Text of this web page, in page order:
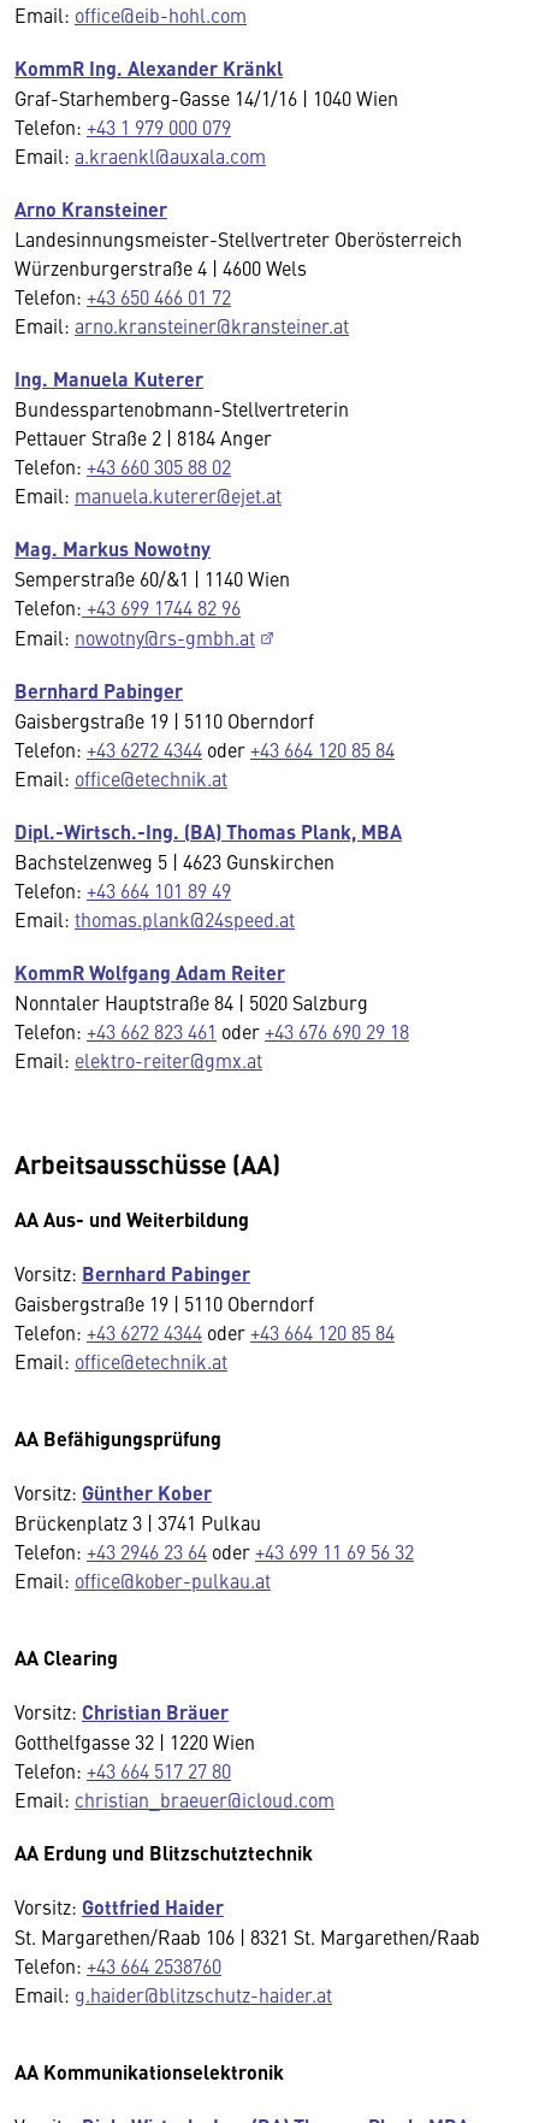
Email: office@eib-hohl.com
KommR Ing. Alexander Kränkl
Graf-Starhemberg-Gasse 14/1/16 | 1040 Wien
Telefon: +43 1 979 000 079
Email: a.kraenkl@auxala.com
Arno Kransteiner
Landesinnungsmeister-Stellvertreter Oberösterreich
Würzenburgerstraße 4 | 4600 Wels
Telefon: +43 650 466 01 72
Email: arno.kransteiner@kransteiner.at
Ing. Manuela Kuterer
Bundesspartenobmann-Stellvertreterin
Pettauer Straße 2 | 8184 Anger
Telefon: +43 660 305 88 02
Email: manuela.kuterer@ejet.at
Mag. Markus Nowotny
Semperstraße 60/&1 | 1140 Wien
Telefon: +43 699 1744 82 96
Email: nowotny@rs-gmbh.at
Bernhard Pabinger
Gaisbergstraße 19 | 5110 Oberndorf
Telefon: +43 6272 4344 oder+43 664 120 85 84
Email: office@etechnik.at
Dipl.-Wirtsch.-Ing. (BA) Thomas Plank, MBA
Bachstelzenweg 5 | 4623 Gunskirchen
Telefon: +43 664 101 89 49
Email: thomas.plank@24speed.at
KommR Wolfgang Adam Reiter
Nonntaler Hauptstraße 84 | 5020 Salzburg
Telefon: +43 662 823 461 oder+43 676 690 29 18
Email: elektro-reiter@gmx.at
Arbeitsausschüsse (AA)
AA Aus- und Weiterbildung
Vorsitz: Bernhard Pabinger
Gaisbergstraße 19 | 5110 Oberndorf
Telefon: +43 6272 4344 oder+43 664 120 85 84
Email: office@etechnik.at
AA Befähigungsprüfung
Vorsitz: Günther Kober
Brückenplatz 3 | 3741 Pulkau
Telefon: +43 2946 23 64 oder+43 699 11 69 56 32
Email: office@kober-pulkau.at
AA Clearing
Vorsitz: Christian Bräuer
Gotthelfgasse 32 | 1220 Wien
Telefon: +43 664 517 27 80
Email: christian_braeuer@icloud.com
AA Erdung und Blitzschutztechnik
Vorsitz: Gottfried Haider
St. Margarethen/Raab 106 | 8321 St. Margarethen/Raab
Telefon: +43 664 2538760
Email: g.haider@blitzschutz-haider.at
AA Kommunikationselektronik